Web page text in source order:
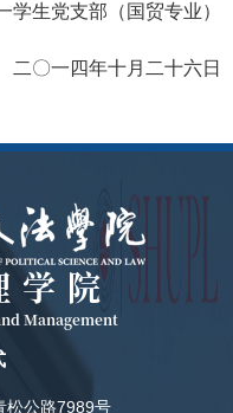
学生党支部（国贸专业）
二〇一四年十月二十六日
学院
Management
松公路7989号